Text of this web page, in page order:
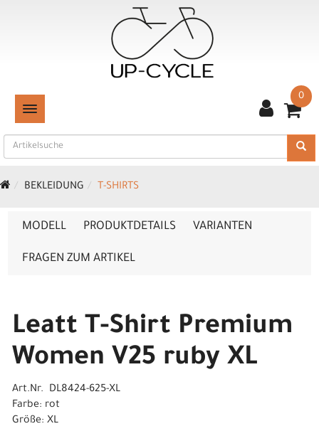
TOGGLE NAVIGATION
0
BEKLEIDUNG T-SHIRTS
MODELL PRODUKTDETAILS VARIANTEN
FRAGEN ZUM ARTIKEL
Leatt T-Shirt Premium
Women V25 ruby XL
Art.Nr. DL8424-625-XL
Farbe: rot
Größe: XL